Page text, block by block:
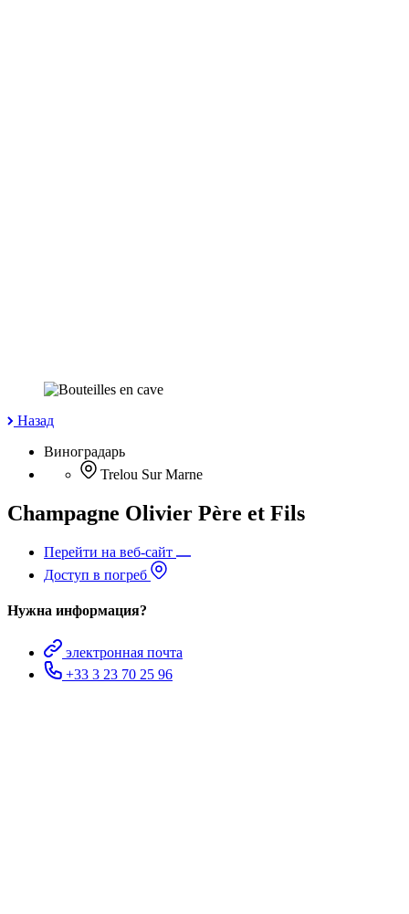
Назад
Виноградарь
Trelou Sur Marne
Champagne Olivier Père et Fils
Перейти на веб-сайт
Доступ в погреб
Нужна информация?
электронная почта
+33 3 23 70 25 96